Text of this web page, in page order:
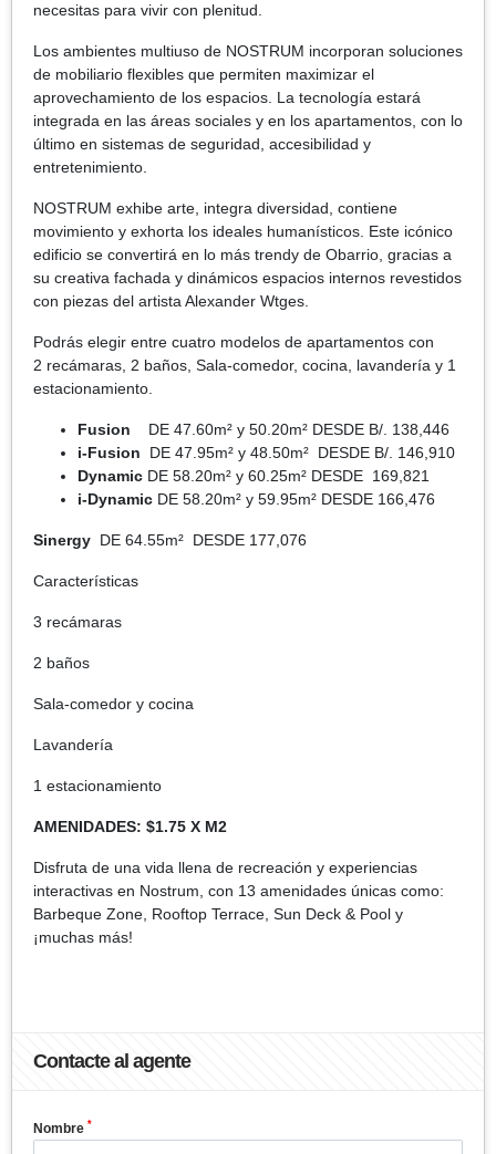
necesitas para vivir con plenitud.
Los ambientes multiuso de NOSTRUM incorporan soluciones
de mobiliario flexibles que permiten maximizar el
aprovechamiento de los espacios. La tecnología estará
integrada en las áreas sociales y en los apartamentos, con lo
último en sistemas de seguridad, accesibilidad y
entretenimiento.
NOSTRUM exhibe arte, integra diversidad, contiene
movimiento y exhorta los ideales humanísticos. Este icónico
edificio se convertirá en lo más trendy de Obarrio, gracias a
su creativa fachada y dinámicos espacios internos revestidos
con piezas del artista Alexander Wtges.
Podrás elegir entre cuatro modelos de apartamentos con
2 recámaras, 2 baños, Sala-comedor, cocina, lavandería y 1
estacionamiento.
Fusion DE 47.60m² y 50.20m² DESDE B/. 138,446
i-Fusion DE 47.95m² y 48.50m² DESDE B/. 146,910
Dynamic DE 58.20m² y 60.25m² DESDE 169,821
i-Dynamic DE 58.20m² y 59.95m² DESDE 166,476
Sinergy DE 64.55m² DESDE 177,076
Características
3 recámaras
2 baños
Sala-comedor y cocina
Lavandería
1 estacionamiento
AMENIDADES: $1.75 X M2
Disfruta de una vida llena de recreación y experiencias
interactivas en Nostrum, con 13 amenidades únicas como:
Barbeque Zone, Rooftop Terrace, Sun Deck & Pool y
¡muchas más!
Contacte al agente
Nombre *